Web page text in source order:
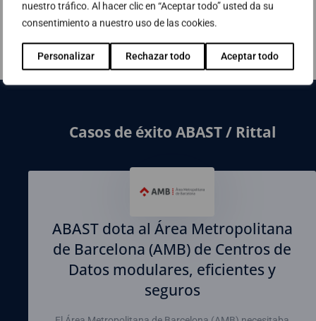
nuestro tráfico. Al hacer clic en “Aceptar todo” usted da su
consentimiento a nuestro uso de las cookies.
Personalizar Rechazar todo Aceptar todo
de procesos de datos completos.
Casos de éxito ABAST / Rittal
ABAST dota al Área Metropolitana
de Barcelona (AMB) de Centros de
Datos modulares, eficientes y
seguros